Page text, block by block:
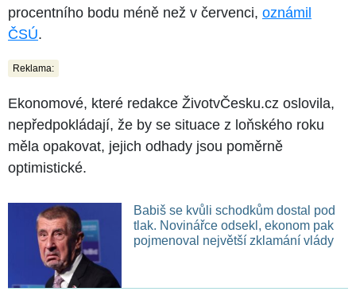
procentního bodu méně než v červenci, oznámil
ČSÚ.
Reklama:
Ekonomové, které redakce ŽivotvČesku.cz oslovila,
nepředpokládají, že by se situace z loňského roku
měla opakovat, jejich odhady jsou poměrně
optimistické.
Babiš se kvůli schodkům dostal pod
tlak. Novinářce odsekl, ekonom pak
pojmenoval největší zklamání vlády